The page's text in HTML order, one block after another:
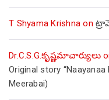
T Shyama Krishna on
Dr.C.S.G.కృష్ణమాచార్యులు
Original story “Naayanaa
Meerabai)